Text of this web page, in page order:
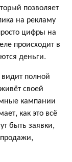
позволяет
на рекламу
цифры на
происходит в
деньги.
полной
своей
кампании
как это всё
быть заявки,